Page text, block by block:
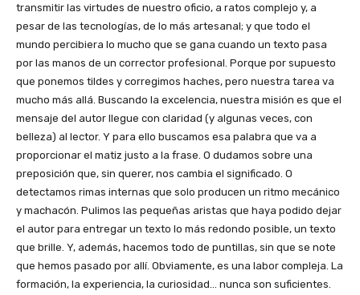
transmitir las virtudes de nuestro oficio, a ratos complejo y, a
pesar de las tecnologías, de lo más artesanal; y que todo el
mundo percibiera lo mucho que se gana cuando un texto pasa
por las manos de un corrector profesional. Porque por supuesto
que ponemos tildes y corregimos haches, pero nuestra tarea va
mucho más allá. Buscando la excelencia, nuestra misión es que el
mensaje del autor llegue con claridad (y algunas veces, con
belleza) al lector. Y para ello buscamos esa palabra que va a
proporcionar el matiz justo a la frase. O dudamos sobre una
preposición que, sin querer, nos cambia el significado. O
detectamos rimas internas que solo producen un ritmo mecánico
y machacón. Pulimos las pequeñas aristas que haya podido dejar
el autor para entregar un texto lo más redondo posible, un texto
que brille. Y, además, hacemos todo de puntillas, sin que se note
que hemos pasado por allí. Obviamente, es una labor compleja. La
formación, la experiencia, la curiosidad… nunca son suficientes.